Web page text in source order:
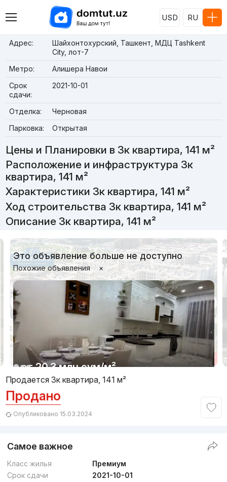
USD RU
Адрес:
Шайхонтохурский, Ташкент, МДЦ Tashkent
City, лот-7
Метро:
Алишера Навои
Срок
сдачи:
2021-10-01
Отделка:
Черновая
Парковка:
Открытая
Цены и Планировки в 3к квартира, 141 м²
Расположение и инфраструктура 3к
квартира, 141 м²
Характеристики 3к квартира, 141 м²
Ход строительства 3к квартира, 141 м²
Описание 3к квартира, 141 м²
Это объявление больше не доступно
Похожие объявления ×
от20.3 млн сум/м²
Сдан,Nikolay2
3к квартира, 105 м²
1/12
Продается 3к квартира, 141 м²
Продано
Опубликовано 15.03.2024
Самое важное
Класс жилья
Премиум
Срок сдачи
2021-10-01